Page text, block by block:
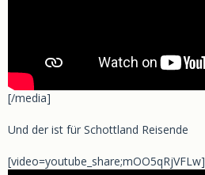
[/media]
Und der ist für Schottland Reisende
[video=youtube_share;mOO5qRjVFLw]